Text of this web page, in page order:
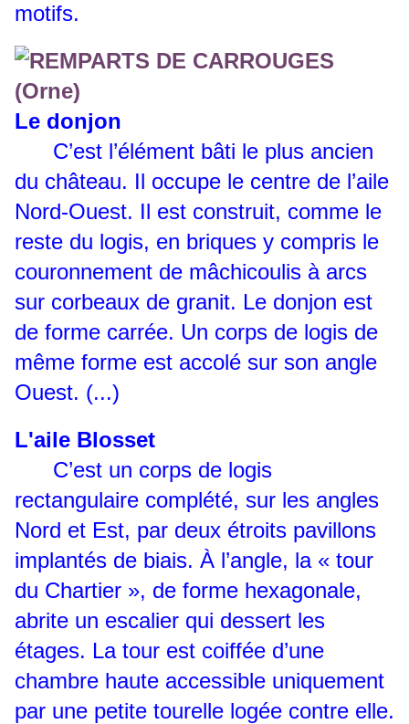
motifs.
Le donjon
C’est l’élément bâti le plus ancien
du château. Il occupe le centre de l’aile
Nord-Ouest. Il est construit, comme le
reste du logis, en briques y compris le
couronnement de mâchicoulis à arcs
sur corbeaux de granit. Le donjon est
de forme carrée. Un corps de logis de
même forme est accolé sur son angle
Ouest. (...)
L'aile Blosset
C’est un corps de logis
rectangulaire complété, sur les angles
Nord et Est, par deux étroits pavillons
implantés de biais. À l’angle, la « tour
du Chartier », de forme hexagonale,
abrite un escalier qui dessert les
étages. La tour est coiffée d’une
chambre haute accessible uniquement
par une petite tourelle logée contre elle.